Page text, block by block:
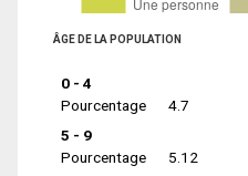
ÂGE DE LA POPULATION
0 - 4
Pourcentage
4.7
5 - 9
Pourcentage
5.12